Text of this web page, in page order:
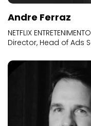
Andre Ferraz
NETFLIX
Director, Head of Ads